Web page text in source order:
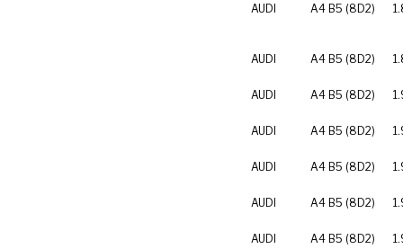
AUDI A4 B5 (8D2)
AUDI A4 B5 (8D2)
AUDI A4 B5 (8D2)
AUDI A4 B5 (8D2)
AUDI A4 B5 (8D2)
AUDI A4 B5 (8D2)
AUDI A4 B5 (8D2)